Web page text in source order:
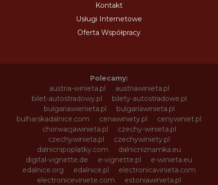
Kontakt
Usługi Internetowe
Oferta Współpracy
Polecamy:
austria-winieta.pl
austriawinieta.pl
bilet-autostradowy.pl
bilety-autostradowe.pl
bulgariawienieta.pl
bulgariawinieta.pl
bulharskadalnice.com
cenawiniety.pl
cenywiniet.pl
chorwacjawinieta.pl
czechy-winieta.pl
czechywinieta.pl
czechywiniety.pl
dalnicnipoplatky.com
dalnicniznamka.eu
digital-vignette.de
e-vignette.pl
e-winieta.eu
edalnice.org
edalnice.pl
electronicavinieta.com
electroniceviniete.com
estoniawinieta.pl